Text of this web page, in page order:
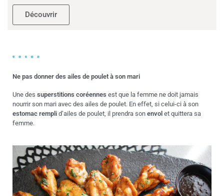
Découvrir
Ne pas donner des ailes de poulet à son mari
Une des superstitions coréennes est que la femme ne doit jamais
nourrir son mari avec des ailes de poulet. En effet, si celui-ci à son
estomac rempli d’ailes de poulet, il prendra son envol et quittera sa
femme.